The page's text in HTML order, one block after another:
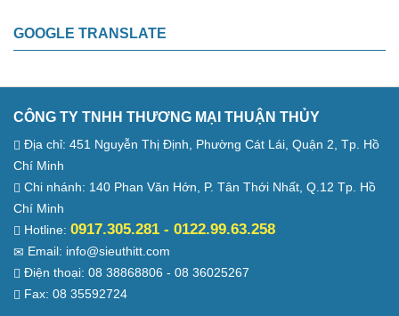
GOOGLE TRANSLATE
CÔNG TY TNHH THƯƠNG MẠI THUẬN THỦY
Địa chỉ: 451 Nguyễn Thị Định, Phường Cát Lái, Quận 2, Tp. Hồ
Chí Minh
Chi nhánh: 140 Phan Văn Hớn, P. Tân Thới Nhất, Q.12 Tp. Hồ
Chí Minh
Hotline: 0917.305.281 - 0122.99.63.258
Email: info@sieuthitt.com
Điện thoại: 08 38868806 - 08 36025267
Fax: 08 35592724